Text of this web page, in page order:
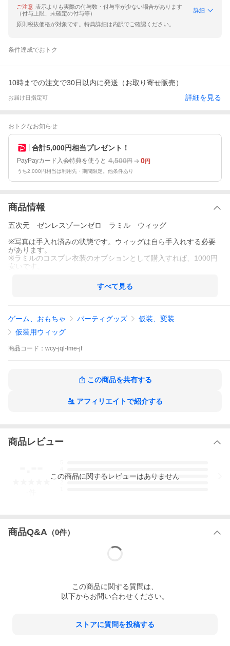
ご注意 表示よりも実際の付与数・付与率が少ない場合があります
（付与上限、未確定の付与等）
詳細
原則税抜価格が対象です。特典詳細は内訳でご確認ください。
条件達成でおトク
10時までの注文で30日以内に発送（お取り寄せ販売）
お届け日指定可 詳細を見る
おトクなお知らせ
合計5,000円相当プレゼント！
PayPayカード入会特典を使うと 4,500円 0円
うち2,000円相当は利用先・期間限定。他条件あり
商品情報
五次元 ゼンレスゾーンゼロ ラミル ウィッグ
※写真は手入れ済みの状態です。ウィッグは自ら手入れする必要
があります。
※ラミルのコスプレ衣装のオプションとして購入すれば、1000円
安いです。
すべて見る
ゲーム、おもちゃ パーティグッズ
仮装、変装
仮装用ウィッグ
商品 コード： wcy-jql-lme-jf
この商品を共有する
アフィリエイトで紹介する
商品レビュー
3
この商品に関するレビューはありません
商品Q&A （0件）
この商品に関する質問は、
以下からお問い合わせください。
ストアに質問を投稿する